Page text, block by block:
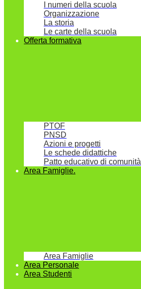
I numeri della scuola
Organizzazione
La storia
Le carte della scuola
Offerta formativa
PTOF
PNSD
Azioni e progetti
Le schede didattiche
Patto educativo di comunità
Area Famiglie.
Area Famiglie
Area Personale
Area Studenti